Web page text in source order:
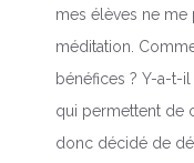
mes élèves ne me
méditation.
bénéfices ? Y-a-t-
qui permettent de
donc décidé de